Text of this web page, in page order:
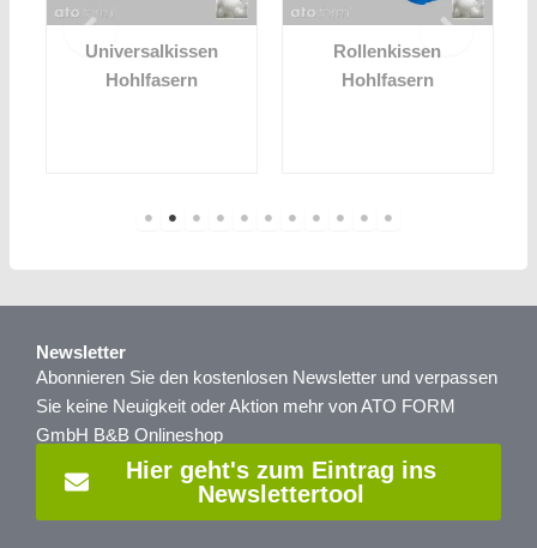
Universalkissen
Hohlfasern
Rollenkissen
Hohlfasern
Newsletter
Abonnieren Sie den kostenlosen Newsletter und verpassen
Sie keine Neuigkeit oder Aktion mehr von ATO FORM
GmbH B&B Onlineshop
Hier geht's zum Eintrag ins
Newslettertool